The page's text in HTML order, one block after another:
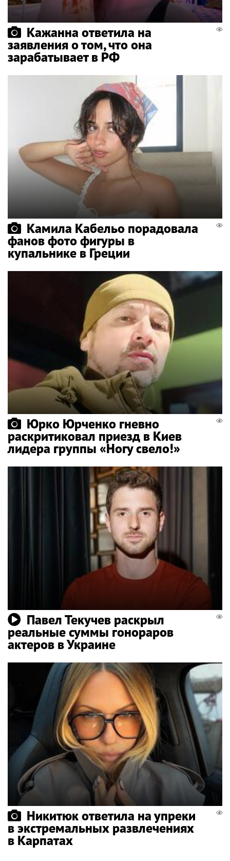
Кажанна ответила на
заявления о том, что она
зарабатывает в РФ
Камила Кабельо порадовала
фанов фото фигуры в
купальнике в Греции
Юрко Юрченко гневно
раскритиковал приезд в Киев
лидера группы «Ногу свело!»
Павел Текучев раскрыл
реальные суммы гонораров
актеров в Украине
Никитюк ответила на упреки
в экстремальных развлечениях
в Карпатах